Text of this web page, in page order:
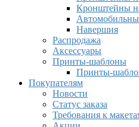
Кронштейны
Навершия
Распродажа
Аксессуары
Принты-шаблоны
Принты-
Покупателям
Новости
Статус заказа
Требования к